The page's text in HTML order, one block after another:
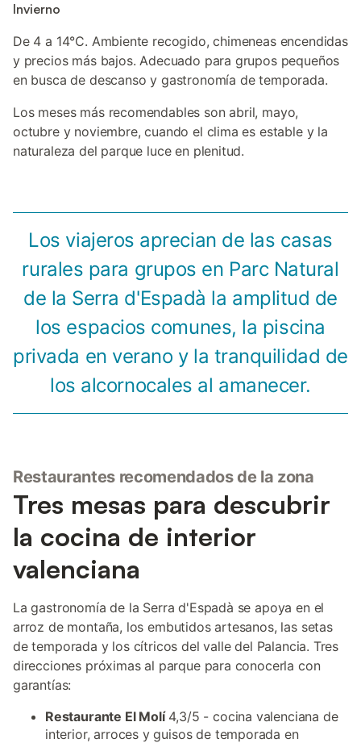
Invierno
De 4 a 14°C. Ambiente recogido, chimeneas encendidas
y precios más bajos. Adecuado para grupos pequeños
en busca de descanso y gastronomía de temporada.
Los meses más recomendables son abril, mayo,
octubre y noviembre, cuando el clima es estable y la
naturaleza del parque luce en plenitud.
Los viajeros aprecian de las casas
rurales para grupos en Parc Natural
de la Serra d'Espadà la amplitud de
los espacios comunes, la piscina
privada en verano y la tranquilidad de
los alcornocales al amanecer.
Restaurantes recomendados de la zona
Tres mesas para descubrir
la cocina de interior
valenciana
La gastronomía de la Serra d'Espadà se apoya en el
arroz de montaña, los embutidos artesanos, las setas
de temporada y los cítricos del valle del Palancia. Tres
direcciones próximas al parque para conocerla con
garantías:
Restaurante El Molí4,3/5 - cocina valenciana de
interior, arroces y guisos de temporada en